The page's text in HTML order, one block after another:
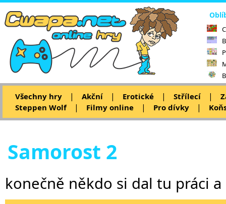
Všechny hry | Akční | Erotické | Střílecí |
Steppen Wolf
| Filmy online | Pro dívky |
Samorost 2
konečně někdo si dal tu práci